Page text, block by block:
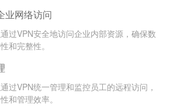
业网络访问
过VPN安全地访问企业内部资源，确保数
和完整性。
过VPN统一管理和监控员工的远程访问，
和管理效率。